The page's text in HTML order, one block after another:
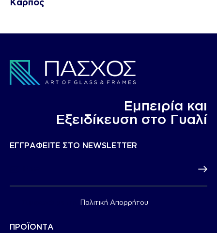
Καρπός
Εμπειρία και
Eξειδίκευση στο Γυαλί
ΕΓΓΡΑΦΕΙΤΕ ΣΤΟ NEWSLETTER
Πολιτική Απορρήτου
ΠΡΟΪΟΝΤΑ